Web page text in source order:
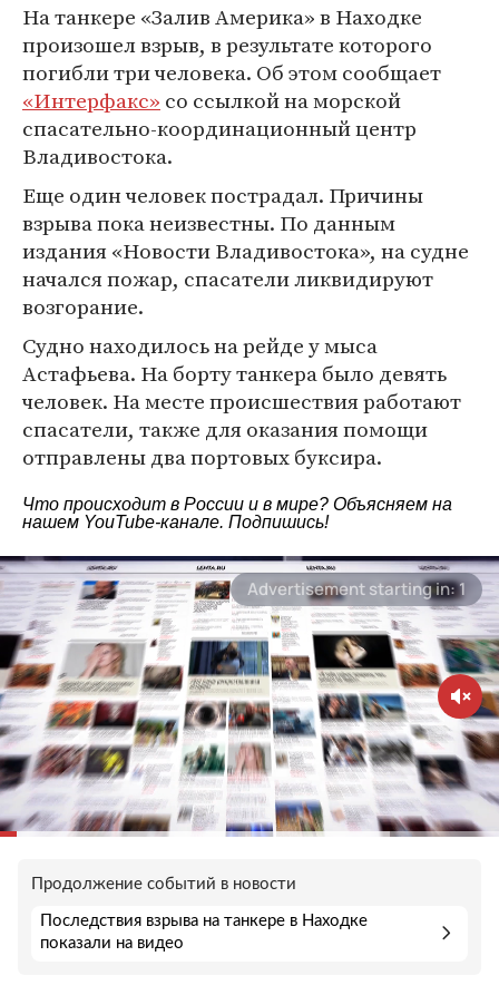
На танкере «Залив Америка» в Находке
произошел взрыв, в результате которого
погибли три человека. Об этом сообщает
«Интерфакс» со ссылкой на морской
спасательно-координационный центр
Владивостока.
Еще один человек пострадал. Причины
взрыва пока неизвестны. По данным
издания «Новости Владивостока», на судне
начался пожар, спасатели ликвидируют
возгорание.
Судно находилось на рейде у мыса
Астафьева. На борту танкера было девять
человек. На месте происшествия работают
спасатели, также для оказания помощи
отправлены два портовых буксира.
Что происходит в России и в мире? Объясняем на
нашем YouTube-канале. Подпишись!
Продолжение событий в новости
Последствия взрыва на танкере в Находке
показали на видео